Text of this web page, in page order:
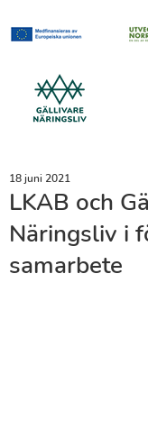
LKAB och
Näringsliv i
samarbete
18 juni 2021